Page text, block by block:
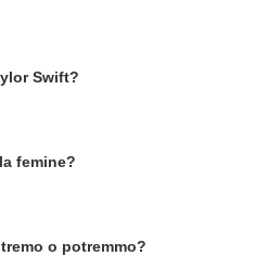
Swift?
femine?
o potremmo?